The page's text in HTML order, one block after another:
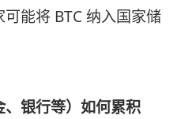
可能将 BTC 纳入国家储
银行等）如何累积